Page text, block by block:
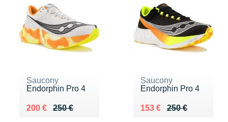
Saucony
Endorphin Pro 4
250 €
Au lieu de 250 €
200 €
Vendu 200 €
Saucony
Endorphin Pro 4
250 €
Au lieu de 250 €
153 €
Vendu 153 €